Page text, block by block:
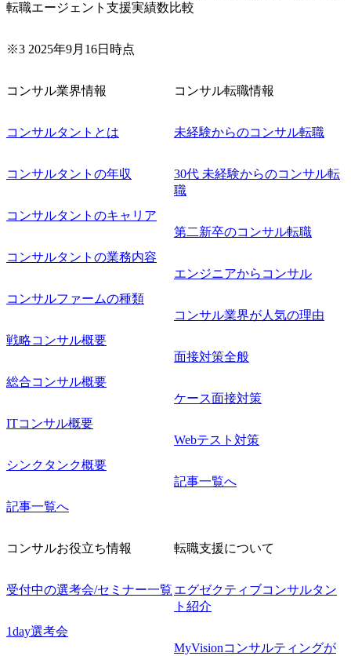
ョンも可能(PM/Techキャリア
タントとしての基礎を身につ
けます。 まずは単一PJ内の与
きます。 ・マネージャー、シ
し、並行して複数の提案業務
を行い、 メンバーマネジメン
トをしながらPJ推進していく
経験を積んでいただきます。
転職エージェント支援実績数比較
※3 2025年9月16日時点
コンサル業界情報
コンサルタントとは
コンサルタントの年収
コンサルタントのキャリア
コンサルタントの業務内容
コンサルファームの種類
戦略コンサル概要
総合コンサル概要
ITコンサル概要
シンクタンク概要
記事一覧へ
コンサル転職情報
未経験からのコンサル転職
30代 未経験からのコンサル転
職
第二新卒のコンサル転職
エンジニアからコンサル
コンサル業界が人気の理由
面接対策全般
ケース面接対策
Webテスト対策
記事一覧へ
コンサルお役立ち情報
受付中の選考会/セミナー一覧
1day選考会
転職支援について
エグゼクティブコンサルタン
ト紹介
MyVisionコンサルティングが